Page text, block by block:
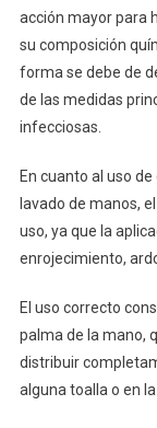
acción mayor para
su composición
forma se debe de
de las medidas
infecciosas.
En cuanto al uso
lavado de manos,
uso, ya que la
enrojecimiento,
El uso correcto
palma de la mano,
distribuir
alguna toalla o en